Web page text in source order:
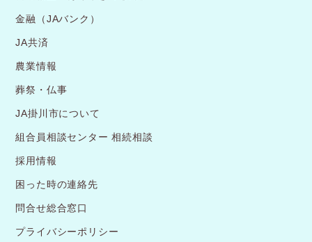
金融（JAバンク）
JA共済
農業情報
葬祭・仏事
JA掛川市について
組合員相談センター 相続相談
採用情報
困った時の連絡先
問合せ総合窓口
プライバシーポリシー